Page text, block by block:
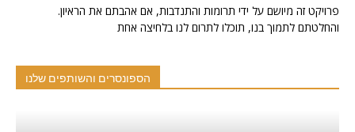
.פרויקט זה מיושם על ידי תרומות והתנדבות, אם אהבתם את הראיון
והחלטתם לתמוך בנו, תוכלו לתרום לנו בלחיצה אחת
הספונסרים והשותפים שלנו